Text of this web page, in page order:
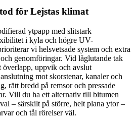
för Lejstas klimat
ytpapp med slitstark
i kyla och högre UV-
vi helsvetsade system och extra
genomföringar. Vid låglutande tak
uppvik och avslut
mot skorstenar, kanaler och
rätt bredd på remsor och pressade
Vill du ha ett alternativ till bitumen
– särskilt på större, helt plana ytor –
och tål rörelser väl.